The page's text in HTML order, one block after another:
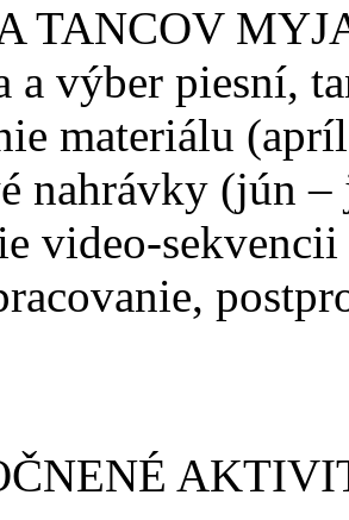
TANCOV
a výber piesní,
materiálu
nahrávky (jún
video-